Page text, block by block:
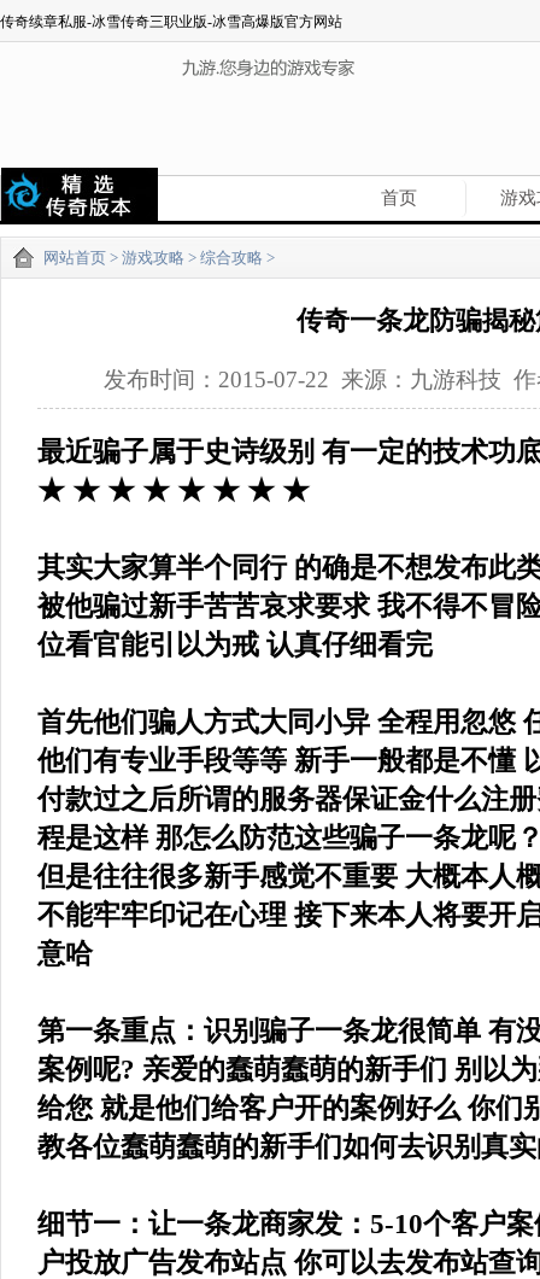
传奇续章私服-冰雪传奇三职业版-冰雪高爆版官方网站
首页 游戏
网站首页 > 游戏攻略 > 综合攻略 >
传奇一条龙防骗揭
发布时间：2015-07-22 来源：九游科技
最近骗子属于史诗级别 有一定的技术
★ ★ ★ ★ ★ ★ ★ ★
其实大家算半个同行 的确是不想发布此
被他骗过新手苦苦哀求要求 我不得不冒
位看官能引以为戒 认真仔细看完
首先他们骗人方式大同小异 全程用忽悠
他们有专业手段等等 新手一般都是不懂
付款过之后所谓的服务器保证金什么注
程是这样 那怎么防范这些骗子一条龙呢
但是往往很多新手感觉不重要 大概本人
不能牢牢印记在心理 接下来本人将要开
意哈
第一条重点：识别骗子一条龙很简单 有
案例呢? 亲爱的蠢萌蠢萌的新手们 别以
给您 就是他们给客户开的案例好么 你们
教各位蠢萌蠢萌的新手们如何去识别真
细节一：让一条龙商家发：5-10个客户
户投放广告发布站点 你可以去发布站查